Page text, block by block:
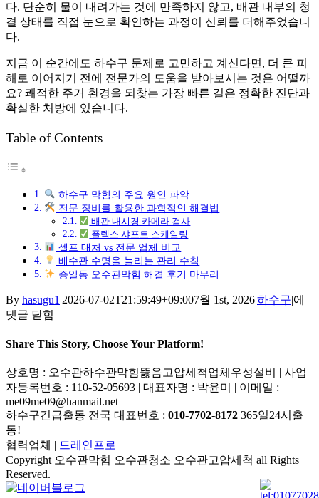
다. 단순히 물이 내려가는 것에 만족하지 않고, 배관 내부의 청
결 상태를 직접 눈으로 확인하는 과정이 신뢰를 더해주었습니
다.
지금 이 순간에도 하수구 문제로 고민하고 계신다면, 더 큰 피
해로 이어지기 전에 전문가의 도움을 받아보시는 것은 어떨까
요? 쾌적한 주거 환경을 되찾는 가장 빠른 길은 정확한 진단과
확실한 처방에 있습니다.
Table of Contents
하수구 막힘의 주요 원인 파악
전문 장비를 활용한 과학적인 해결법
배관 내시경 카메라 검사
플렉스 샤프트 스케일링
셀프 대처 vs 전문 업체 비교
배수관 수명을 늘리는 관리 수칙
증일동 오수관막힘 해결 후기 마무리
By hasugu1 |2026-07-02T21:59:49+09:007월 1st, 2026|하수구|증
관
010-
실
에
댓글 닫힘
Share This Story, Choose Your Platform!
Facebook
X
Reddit
LinkedIn
Tumblr
Pinterest
Vk
이
메
일
상호명 : 오수관하수관막힘뚫음고압세척업체우성설비 | 사업
자등록번호 : 110-52-05693 | 대표자명 : 박윤미 | 이메일 :
me09me09@hanmail.net
하수구긴급출동 전국 대표번호 : 010-7702-8172 365일24시출
동!
협력업체 | 드레인프로
Copyright 오수관막힘 오수관청소 오수관고압세척 all Rights
Reserved.
네